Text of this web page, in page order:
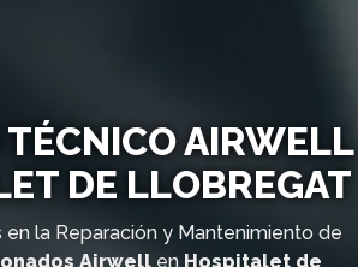
TÉCNICO AIRWELL
DE LLOBREGAT
en la Reparación y Mantenimiento de
Airwell en Hospitalet de